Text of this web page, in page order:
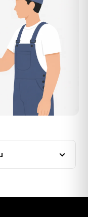
normalen
rund 65 m² liegen
€, das entspricht im
verschieben
genauen
nach kurzer
in Zukunft
in Luckau fallend
im Jahr 2020.
ableiten, aber die
sichert sich das